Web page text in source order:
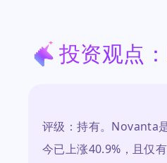
投资观点
评级：持有。Novanta
今已上涨40.9%，且仅